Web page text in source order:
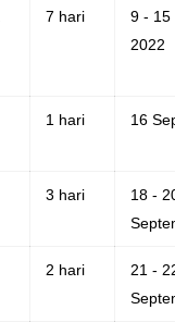
Friday, 7 August
7 hari
9 - 15
2022
1 hari 16
3 hari
18 -
2 hari
21 -